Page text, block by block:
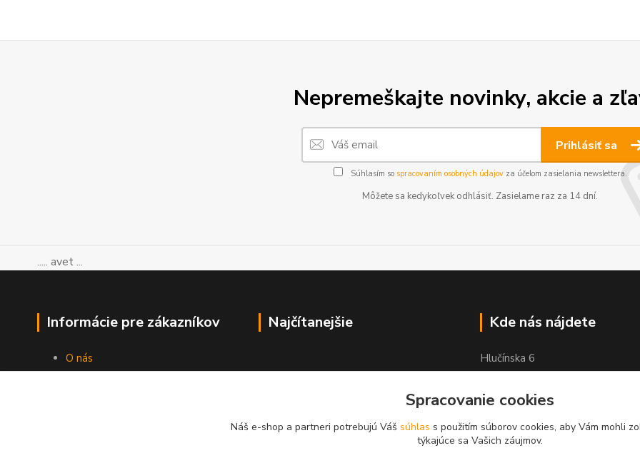
Nepremeškajte novinky, akcie a
Prihlásiť sa
Súhlasím so spracovaním osobných údajovza účelom zasielania newslettera.
Môžete sa kedykoľvek odhlásiť. Zasielame raz za 14 dní.
..... avet ...
Informácie pre zákazníkov
O nás
Ako nakupovať
Najčítanejšie Kde nás nájdete
Hlučínska 6
Spracovanie cookies
Náš e-shop a partneri potrebujú Váš súhlas s použitím súborov cookies, aby Vám mohli
týkajúce sa Vašich záujmov.